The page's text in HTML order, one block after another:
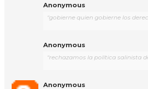
Anonymous
"gobierne quien gobierne los
Anonymous
"rechazamos la política salinista
Anonymous